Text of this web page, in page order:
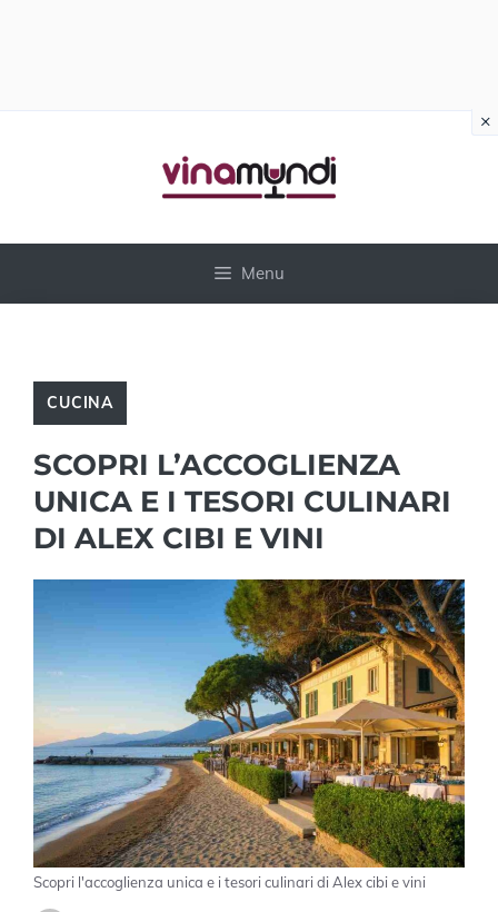
Menu
CUCINA
SCOPRI L’ACCOGLIENZA
UNICA E I TESORI CULINARI
DI ALEX CIBI E VINI
Scopri l'accoglienza unica e i tesori culinari di Alex cibi e vini
×